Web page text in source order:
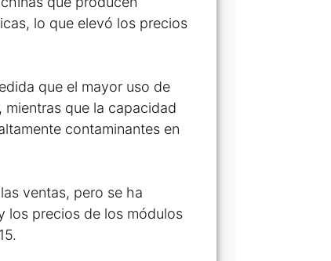
lo que elevó los precios
que el mayor uso de
que la capacidad
contaminantes en
ventas, pero se ha
los precios de los módulos